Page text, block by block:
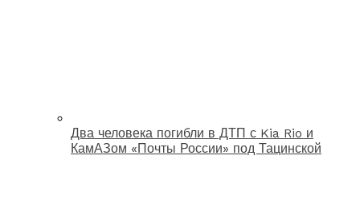
Два человека погибли в ДТП с Kia Rio и
КамАЗом «Почты России» под Тацинской